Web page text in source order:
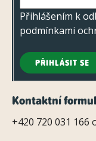
Přihlášením k
podmínkami
PŘIHLÁSIT SE
Kontaktní
+420 720 031 166